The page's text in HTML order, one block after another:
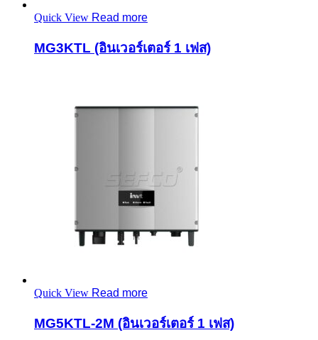
Quick View Read more
MG3KTL (อินเวอร์เตอร์ 1 เฟส)
Quick View Read more
MG5KTL-2M (อินเวอร์เตอร์ 1 เฟส)